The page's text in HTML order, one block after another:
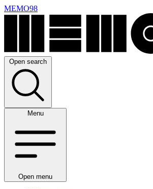
MEMO98
Open search
Menu
Open menu